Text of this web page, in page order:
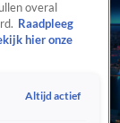
overal
Raadpleeg
hier onze
Altijd actief